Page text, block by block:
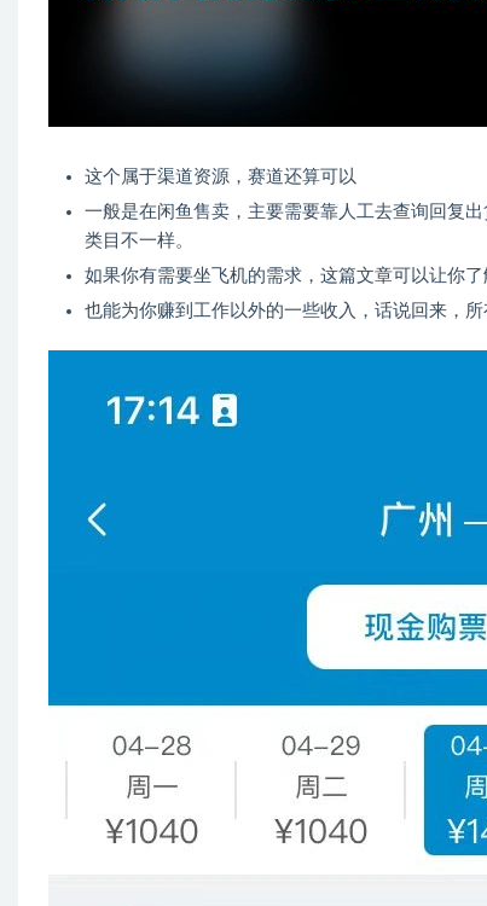
这个属于渠道资源，赛道还算可以
一般是在闲鱼售卖，主要需要靠人工去查询回复
类目不一样。
如果你有需要坐飞机的需求，这篇文章可以让你
也能为你赚到工作以外的一些收入，话说回来，